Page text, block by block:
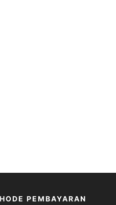
PEMBAYARAN